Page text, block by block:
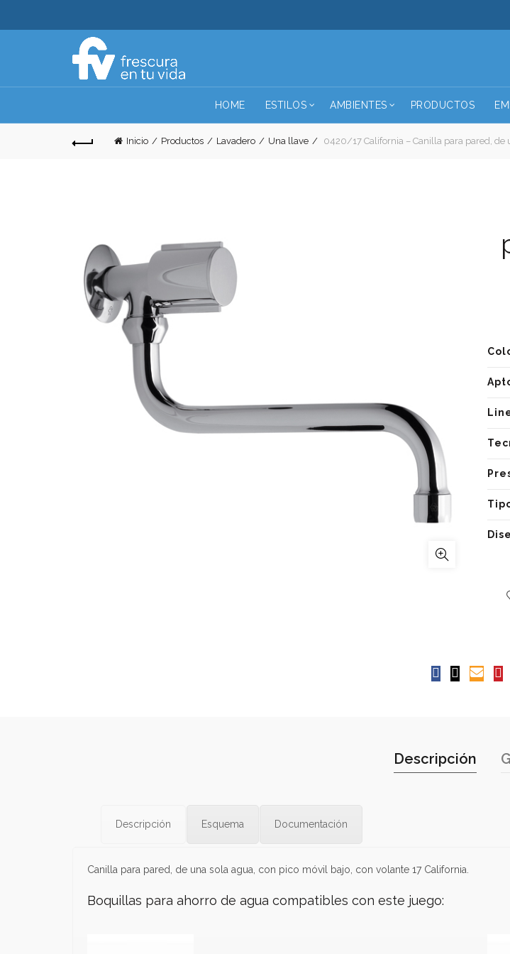
HOME ESTILOS AMBIENTES PRODUCTOS
Inicio Productos Lavadero Una llave 0420/17 California – Canilla para pared, de
Descripción
Descripción Esquema Documentación
Canilla para pared, de una sola agua, con pico móvil bajo, con volante 17 California.
Boquillas para ahorro de agua compatibles con este juego: